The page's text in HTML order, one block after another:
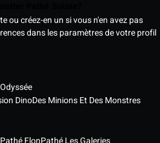
ou créez-en un si vous n'en avez pas
dans les paramètres de votre profil
DinoDes Minions Et Des Monstres